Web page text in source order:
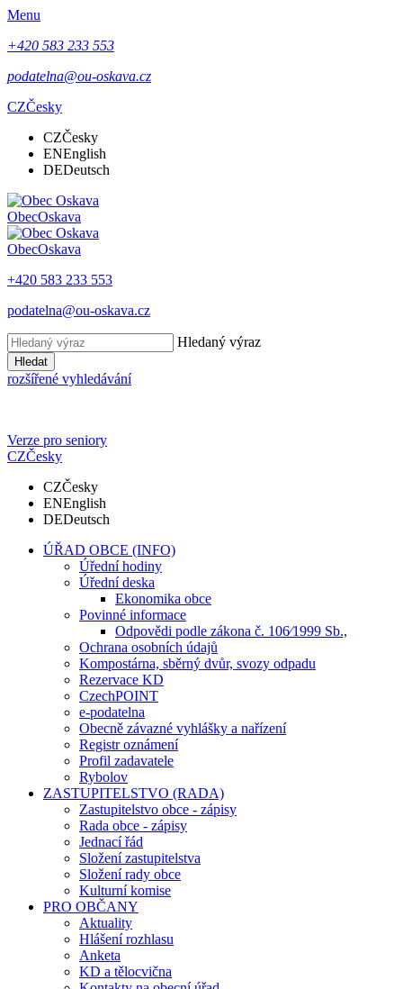
Menu
+420 583 233 553
podatelna@ou-oskava.cz
CZČesky
CZČesky
ENEnglish
DEDeutsch
ObecOskava
ObecOskava
+420 583 233 553
podatelna@ou-oskava.cz
Hledaný výraz
Hledat
rozšířené vyhledávání
Verze pro seniory
CZČesky
CZČesky
ENEnglish
DEDeutsch
ÚŘAD OBCE (INFO)
Úřední hodiny
Úřední deska
Ekonomika obce
Povinné informace
Odpovědi podle zákona č. 106⁄1999 Sb.,
Ochrana osobních údajů
Kompostárna, sběrný dvůr, svozy odpadu
Rezervace KD
CzechPOINT
e-podatelna
Obecně závazné vyhlášky a nařízení
Registr oznámení
Profil zadavatele
Rybolov
ZASTUPITELSTVO (RADA)
Zastupitelstvo obce - zápisy
Rada obce - zápisy
Jednací řád
Složení zastupitelstva
Složení rady obce
Kulturní komise
PRO OBČANY
Aktuality
Hlášení rozhlasu
Anketa
KD a tělocvična